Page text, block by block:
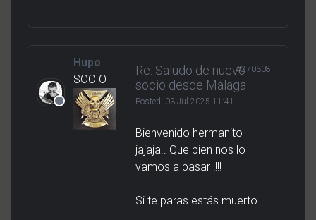
Hupo
SOCIO
Re: Saludo de nuevo
socio desde Málaga
Posted: 03 Jul 2025 11:41
#270308
Bienvenido hermanito
jajaja.. Que bien nos lo
vamos a pasar !!!!
Si te paras estás muerto...